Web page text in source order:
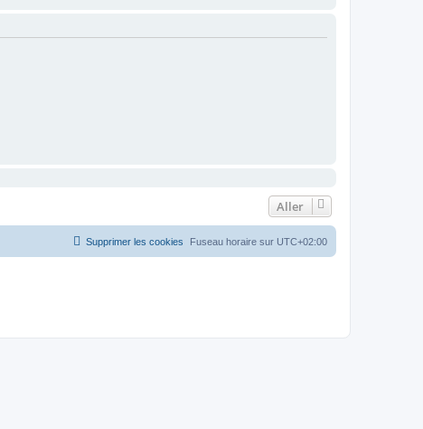
Aller
Fuseau horaire sur UTC+02:00
Supprimer les cookies